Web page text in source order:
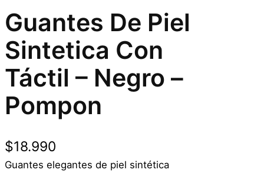
Guantes De Piel
Sintetica Con
Táctil – Negro –
Pompon
$18.990
Guantes elegantes de piel sintética